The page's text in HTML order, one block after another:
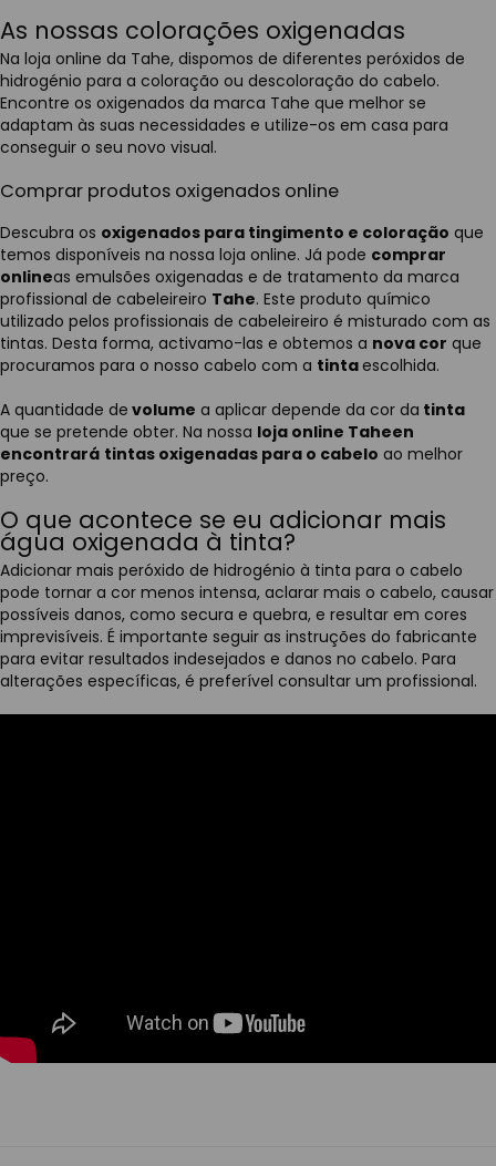
As nossas colorações oxigenadas
Na loja online da Tahe, dispomos de diferentes peróxidos de
hidrogénio para a coloração ou descoloração do cabelo.
Encontre os oxigenados da marca Tahe que melhor se
adaptam às suas necessidades e utilize-os em casa para
conseguir o seu novo visual.
Comprar produtos oxigenados online
Descubra os oxigenados para tingimento e coloração que
temos disponíveis na nossa loja online. Já pode comprar
onlineas emulsões oxigenadas e de tratamento da marca
profissional de cabeleireiro Tahe. Este produto químico
utilizado pelos profissionais de cabeleireiro é misturado com as
tintas. Desta forma, activamo-las e obtemos a nova cor que
procuramos para o nosso cabelo com a tintaescolhida.
A quantidade de volume a aplicar depende da cor da tinta
que se pretende obter. Na nossa loja online Taheen
encontrará tintas oxigenadas para o cabelo ao melhor
preço.
O que acontece se eu adicionar mais
água oxigenada à tinta?
Adicionar mais peróxido de hidrogénio à tinta para o cabelo
pode tornar a cor menos intensa, aclarar mais o cabelo, causar
possíveis danos, como secura e quebra, e resultar em cores
imprevisíveis. É importante seguir as instruções do fabricante
para evitar resultados indesejados e danos no cabelo. Para
alterações específicas, é preferível consultar um profissional.